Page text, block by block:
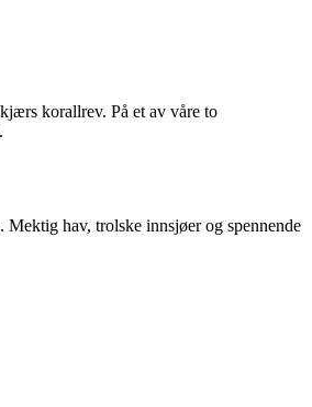
korallrev. På et av våre to
hav, trolske innsjøer og spennende